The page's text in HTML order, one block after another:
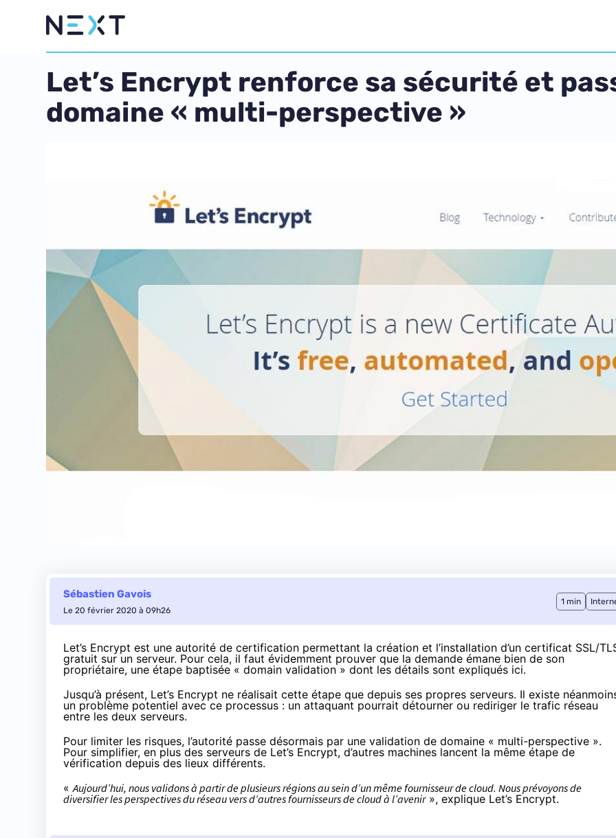
Let’s Encrypt renforce sa sécurité et
domaine « multi-perspective »
Sébastien Gavois
Le 20 février 2020 à 09h26
1 min
Let’s Encrypt est une autorité de certification permettant la création et l’installation d’un certificat SSL/
gratuit sur un serveur. Pour cela, il faut évidemment prouver que la demande émane bien de son
propriétaire, une étape baptisée « domain validation » dont les détails sont expliqués ici.
Jusqu’à présent, Let’s Encrypt ne réalisait cette étape que depuis ses propres serveurs. Il existe
un problème potentiel avec ce processus : un attaquant pourrait détourner ou rediriger le trafic réseau
entre les deux serveurs.
Pour limiter les risques, l’autorité passe désormais par une validation de domaine « multi-perspective ».
Pour simplifier, en plus des serveurs de Let’s Encrypt, d’autres machines lancent la même étape de
vérification depuis des lieux différents.
«Aujourd’hui, nous validons à partir de plusieurs régions au sein d’un même fournisseur de cloud. Nous prévoyons de
diversifier les perspectives du réseau vers d’autres fournisseurs de cloud à l’avenir», explique Let’s Encrypt.